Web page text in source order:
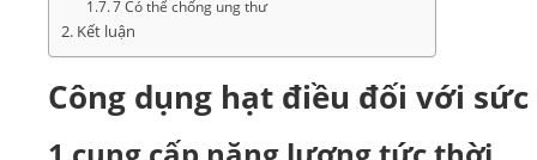
7 Có thể chống ung thư
Kết luận
Công dụng hạt điều đối với